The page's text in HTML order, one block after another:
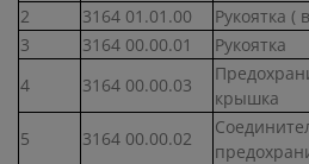
2
3164 01.01.00 Рукоятка (
3
3164 00.00.01 Рукоятка
4
3164 00.00.03
крышка
5 3164 00.00.02